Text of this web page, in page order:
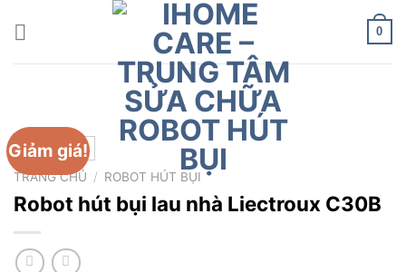
0
Giảm giá!
TRANG CHỦ / ROBOT HÚT BỤI
Robot hút bụi lau nhà Liectroux C30B